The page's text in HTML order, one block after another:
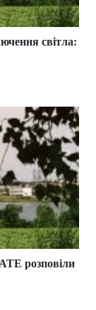
світла:
розповіли